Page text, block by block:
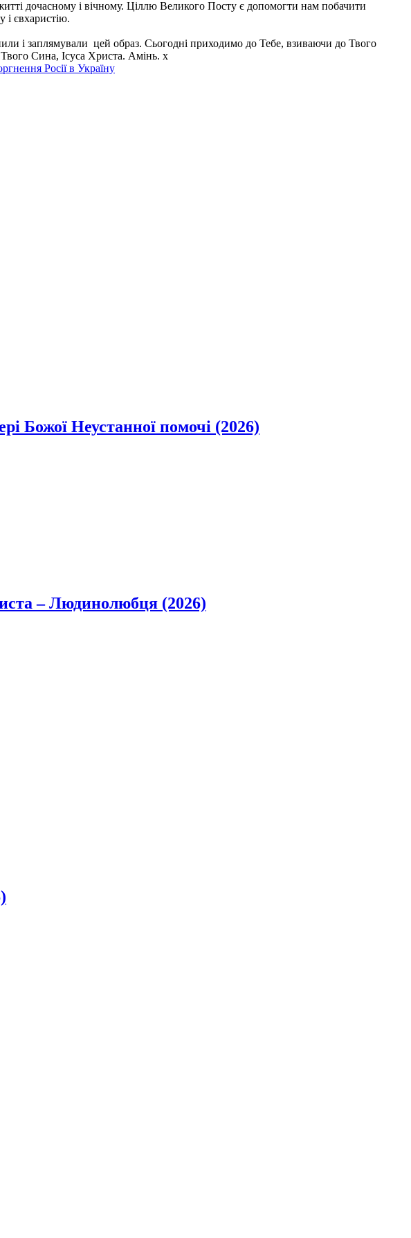
дочасному і вічному. Ціллю Великого Посту є допомогти нам побачити
і євхаристію.
і заплямували цей образ. Сьогодні приходимо до Тебе, взиваючи до Твого
Сина, Ісуса Христа. Амінь. x
Росії в Україну
Божої Неустанної помочі (2026)
– Людинолюбця (2026)